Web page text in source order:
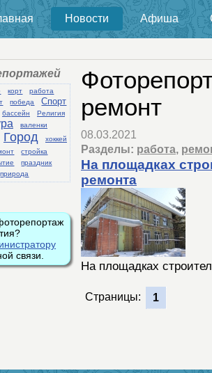
Новости Афиша
корт
работа
победа Спорт
бассейн
Религия
валенки
Город
хоккей
стройка
праздник
природа
связи.
ремонт
08.03.2021
Разделы: работа,
На площадках
ремонта
На площадках
Страницы: 1